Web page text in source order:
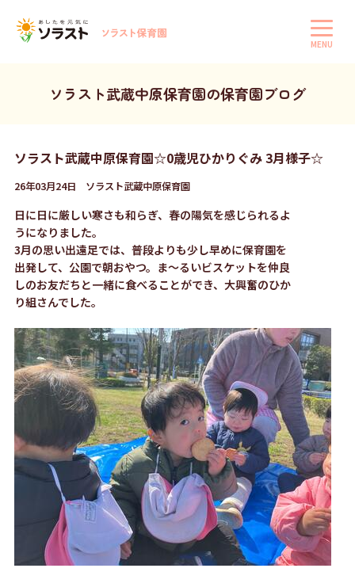
MENU
ソラスト武蔵中原保育園の保育園ブログ
ソラスト武蔵中原保育園☆0歳児ひかりぐみ 3月様子☆
26年03月24日 ソラスト武蔵中原保育園
日に日に厳しい寒さも和らぎ、春の陽気を感じられるよ
うになりました。
3月の思い出遠足では、普段よりも少し早めに保育園を
出発して、公園で朝おやつ。ま～るいビスケットを仲良
しのお友だちと一緒に食べることができ、大興奮のひか
り組さんでした。